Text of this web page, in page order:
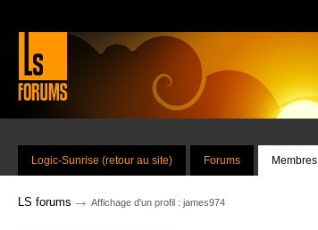
Logic-Sunrise (retour au site) Forums Membres
LS forums → Affichage d'un profil : james974